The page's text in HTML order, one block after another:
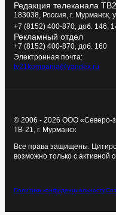
Редакция телеканала
183038, Россия, г.
+7 (8152) 400-870, доб. 146,
Рекламный отдел
+7 (8152) 400-870, доб. 160
Электронная почта:
tv21kompania@yandex.ru
© 2006 - 2026 ООО «Северо-
ТВ-21, г. Мурманск
Все права защищены.
возможно только с активной
Политика конфиденциальности